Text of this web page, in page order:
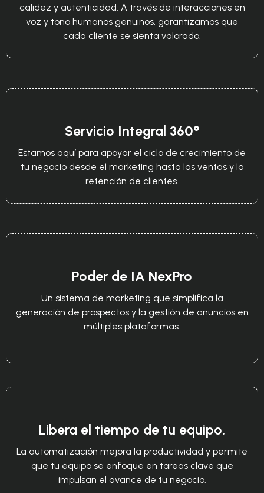
calidez y autenticidad. A través de interacciones en
voz y tono humanos genuinos, garantizamos que
cada cliente se sienta valorado.
Servicio Integral 360°
Estamos aquí para apoyar el ciclo de crecimiento de
tu negocio desde el marketing hasta las ventas y la
retención de clientes.
Poder de IA NexPro
Un sistema de marketing que simplifica la
generación de prospectos y la gestión de anuncios en
múltiples plataformas.
Libera el tiempo de tu equipo.
La automatización mejora la productividad y permite
que tu equipo se enfoque en tareas clave que
impulsan el avance de tu negocio.